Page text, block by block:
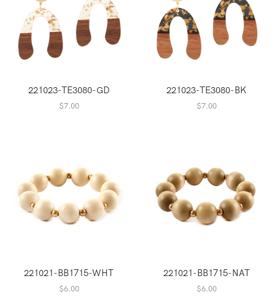
221023-TE3080-GD
$7.00
221023-TE3080-BK
$7.00
221021-BB1715-WHT
$6.00
221021-BB1715-NAT
$6.00